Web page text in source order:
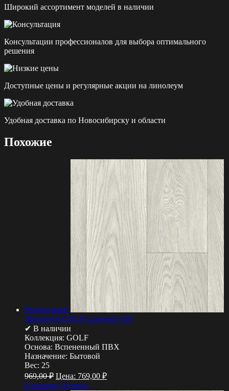
Широкий ассортимент моделей в наличии
Консультации профессионалов для выбора оптимального
решения
Доступные цены и регулярные акции на линолеум
Удобная доставка по Новосибирску и области
Похожие
Распродажа!
Линолеум GOLF Lawrence 505
✔ В наличии
Коллекция: GOLF
Основа: Вспененный ПВХ
Назначение: Бытовой
Вес: 25
969,00₽ Цена: 769,00 ₽
В корзину Купить